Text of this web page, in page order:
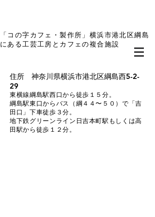
「コの字カフェ・製作所」横浜市港北区綱島
にある工芸工房とカフェの複合施設
​住所 神奈川県横浜市港北区綱島西5-2-
29
東横線綱島駅西口から徒歩１５分。
綱島駅東口からバス（綱４４〜５０）で「吉
田口」下車徒歩３分。
地下鉄グリーンライン日吉本町駅もしくは高
田駅から徒歩１２分。